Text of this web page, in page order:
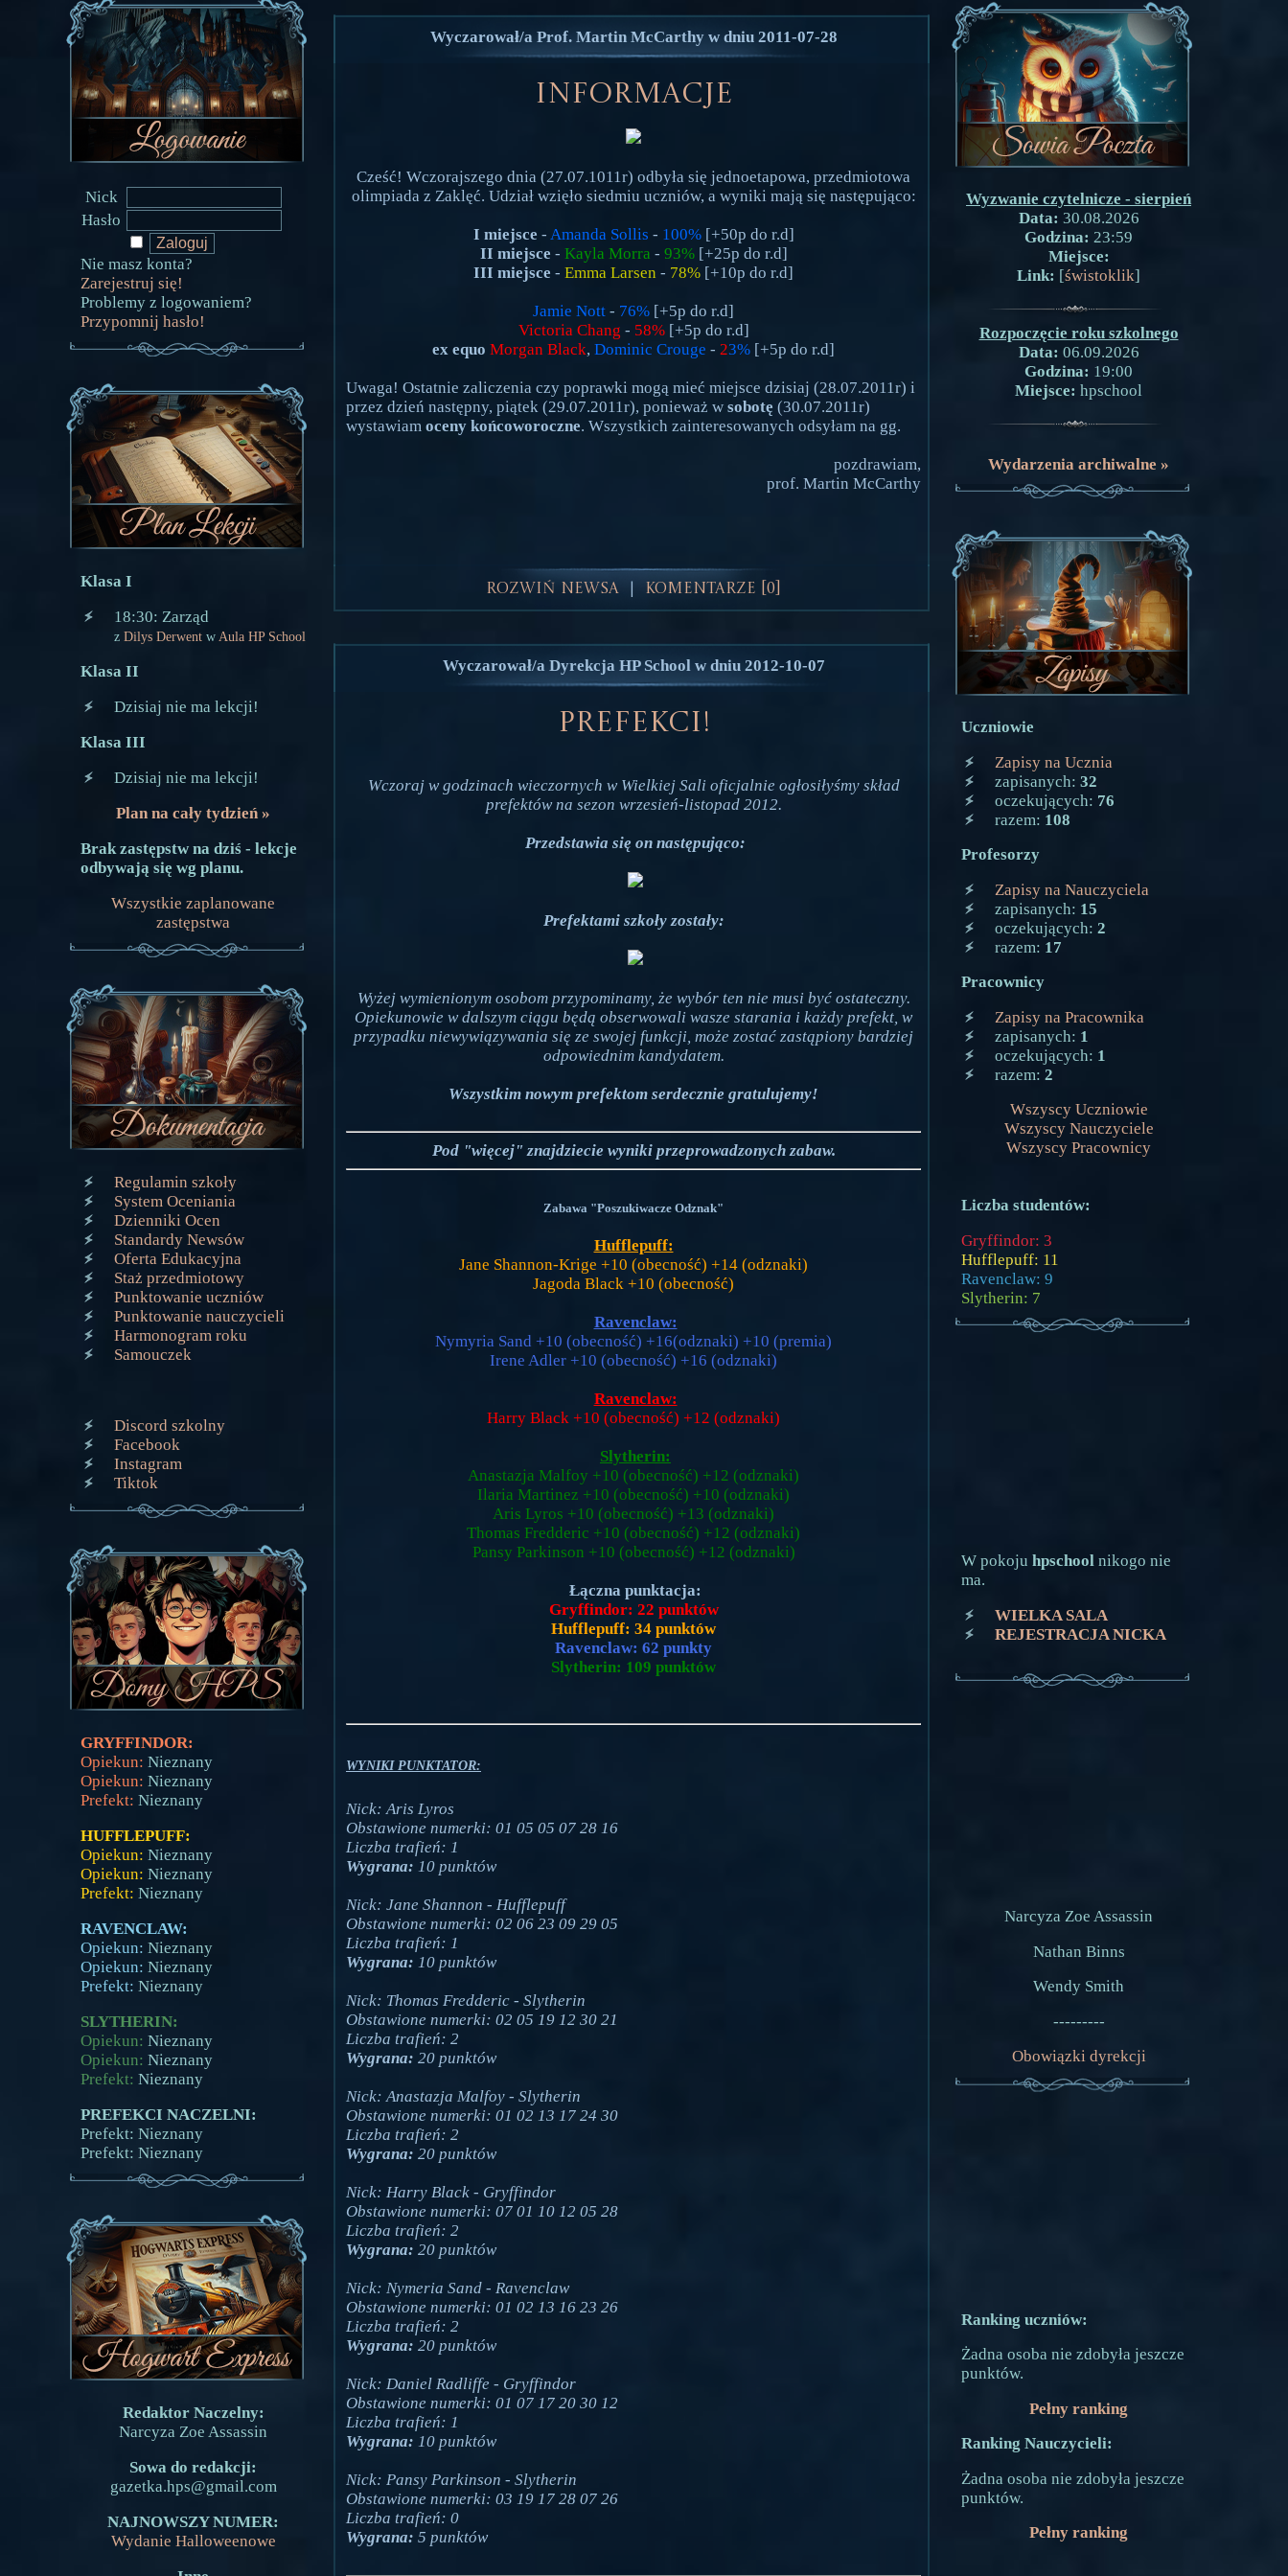
Nick
Hasło
Nie masz konta?
Zarejestruj się!
Problemy z logowaniem?
Przypomnij hasło!
Klasa I
18:30: Zarząd
z Dilys Derwent w Aula HP School
Klasa II
Dzisiaj nie ma lekcji!
Klasa III
Dzisiaj nie ma lekcji!
Plan na cały tydzień »
Brak zastępstw na dziś - lekcje
odbywają się wg planu.
Wszystkie zaplanowane
zastępstwa
Regulamin szkoły
System Oceniania
Dzienniki Ocen
Standardy Newsów
Oferta Edukacyjna
Staż przedmiotowy
Punktowanie uczniów
Punktowanie nauczycieli
Harmonogram roku
Samouczek
Discord szkolny
Facebook
Instagram
Tiktok
GRYFFINDOR:
Opiekun: Nieznany
Opiekun: Nieznany
Prefekt: Nieznany
HUFFLEPUFF:
Opiekun: Nieznany
Opiekun: Nieznany
Prefekt: Nieznany
RAVENCLAW:
Opiekun: Nieznany
Opiekun: Nieznany
Prefekt: Nieznany
SLYTHERIN:
Opiekun: Nieznany
Opiekun: Nieznany
Prefekt: Nieznany
PREFEKCI NACZELNI:
Prefekt: Nieznany
Prefekt: Nieznany
Redaktor Naczelny:
Narcyza Zoe Assassin
Sowa do redakcji:
gazetka.hps@gmail.com
NAJNOWSZY NUMER:
Wydanie Halloweenowe
Wyczarował/a Prof. Martin McCarthy w dniu 2011-07-28
Informacje
Cześć! Wczorajszego dnia (27.07.1011r) odbyła się jednoetapowa, przedmiotowa
olimpiada z Zaklęć. Udział wzięło siedmiu uczniów, a wyniki mają się następująco:
I miejsce - Amanda Sollis - 100%[+50p do r.d]
II miejsce - Kayla Morra - 93%[+25p do r.d]
III miejsce - Emma Larsen - 78% [+10p do r.d]
Jamie Nott - 76% [+5p do r.d]
Victoria Chang - 58% [+5p do r.d]
ex equo Morgan Black, Dominic Crouge - 23% [+5p do r.d]
Uwaga! Ostatnie zaliczenia czy poprawki mogą mieć miejsce dzisiaj (28.07.2011r) i
przez dzień następny, piątek (29.07.2011r), ponieważ w sobotę (30.07.2011r)
wystawiam oceny końcoworoczne. Wszystkich zainteresowanych odsyłam na gg.
pozdrawiam,
prof. Martin McCarthy
Rozwiń Newsa Komentarze [0]
Wyczarował/a Dyrekcja HP School w dniu 2012-10-07
Prefekci!
Wczoraj w godzinach wieczornych w Wielkiej Sali oficjalnie ogłosiłyśmy skład
prefektów na sezon wrzesień-listopad 2012.
Przedstawia się on następująco:
Prefektami szkoły zostały:
Wyżej wymienionym osobom przypominamy, że wybór ten nie musi być ostateczny.
Opiekunowie w dalszym ciągu będą obserwowali wasze starania i każdy prefekt, w
przypadku niewywiązywania się ze swojej funkcji, może zostać zastąpiony bardziej
odpowiednim kandydatem.
Wszystkim nowym prefektom serdecznie gratulujemy!
Pod "więcej" znajdziecie wyniki przeprowadzonych zabaw.
Zabawa "Poszukiwacze Odznak"
Hufflepuff:
Jane Shannon-Krige +10 (obecność) +14 (odznaki)
Jagoda Black +10 (obecność)
Ravenclaw:
Nymyria Sand +10 (obecność) +16(odznaki) +10 (premia)
Irene Adler +10 (obecność) +16 (odznaki)
Ravenclaw:
Harry Black +10 (obecność) +12 (odznaki)
Slytherin:
Anastazja Malfoy +10 (obecność) +12 (odznaki)
Ilaria Martinez +10 (obecność) +10 (odznaki)
Aris Lyros +10 (obecność) +13 (odznaki)
Thomas Fredderic +10 (obecność) +12 (odznaki)
Pansy Parkinson +10 (obecność) +12 (odznaki)
Łączna punktacja:
Gryffindor: 22 punktów
Hufflepuff: 34 punktów
Ravenclaw: 62 punkty
Slytherin: 109 punktów
WYNIKI PUNKTATOR:
Nick: Aris Lyros
Obstawione numerki: 01 05 05 07 28 16
Liczba trafień: 1
Wygrana: 10 punktów
Nick: Jane Shannon - Hufflepuff
Obstawione numerki: 02 06 23 09 29 05
Liczba trafień: 1
Wygrana: 10 punktów
Nick: Thomas Fredderic - Slytherin
Obstawione numerki: 02 05 19 12 30 21
Liczba trafień: 2
Wygrana: 20 punktów
Nick: Anastazja Malfoy - Slytherin
Obstawione numerki: 01 02 13 17 24 30
Liczba trafień: 2
Wygrana: 20 punktów
Nick: Harry Black - Gryffindor
Obstawione numerki: 07 01 10 12 05 28
Liczba trafień: 2
Wygrana: 20 punktów
Nick: Nymeria Sand - Ravenclaw
Obstawione numerki: 01 02 13 16 23 26
Liczba trafień: 2
Wygrana: 20 punktów
Nick: Daniel Radliffe - Gryffindor
Obstawione numerki: 01 07 17 20 30 12
Liczba trafień: 1
Wygrana: 10 punktów
Nick: Pansy Parkinson - Slytherin
Obstawione numerki: 03 19 17 28 07 26
Liczba trafień: 0
Wygrana: 5 punktów
Wyzwanie czytelnicze - sierpień
Data: 30.08.2026
Godzina: 23:59
Miejsce:
Link: [świstoklik]
Rozpoczęcie roku szkolnego
Data: 06.09.2026
Godzina: 19:00
Miejsce: hpschool
Wydarzenia archiwalne »
Uczniowie
Zapisy na Ucznia
zapisanych: 32
oczekujących: 76
razem: 108
Profesorzy
Zapisy na Nauczyciela
zapisanych: 15
oczekujących: 2
razem: 17
Pracownicy
Zapisy na Pracownika
zapisanych: 1
oczekujących: 1
razem: 2
Wszyscy Uczniowie
Wszyscy Nauczyciele
Wszyscy Pracownicy
Liczba studentów:
Gryffindor: 3
Hufflepuff: 11
Ravenclaw: 9
Slytherin: 7
W pokoju hpschool nikogo nie
ma.
WIELKA SALA
REJESTRACJA NICKA
Narcyza Zoe Assassin
Nathan Binns
Wendy Smith
---------
Obowiązki dyrekcji
Ranking uczniów:
Żadna osoba nie zdobyła jeszcze
punktów.
Pełny ranking
Ranking Nauczycieli:
Żadna osoba nie zdobyła jeszcze
punktów.
Pełny ranking